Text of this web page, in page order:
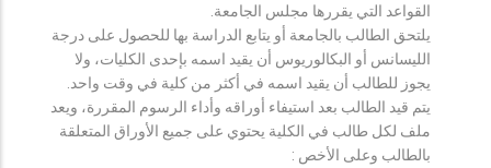
القواعد التي يقررها مجلس الجامعة.
يلتحق الطالب بالجامعة أو يتابع الدراسة بها للحصول على درجة
الليسانس أو البكالوريوس أن يقيد اسمه بإحدى الكليات، ولا
يجوز للطالب أن يقيد اسمه في أكثر من كلية في وقت واحد.
يتم قيد الطالب بعد استيفاء أوراقه وأداء الرسوم المقررة، ويعد
ملف لكل طالب في الكلية يحتوي على جميع الأوراق المتعلقة
بالطالب وعلى الأخص :